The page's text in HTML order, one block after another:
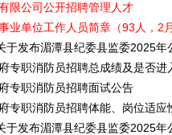
限公司公开招聘管理人才
业单位工作人员简章（93人，2
于发布湄潭县纪委县监委2025
专职消防员招聘总成绩及是否
专职消防员招聘面试公告
专职消防员招聘体能、岗位适应
于发布湄潭县纪委县监委2025